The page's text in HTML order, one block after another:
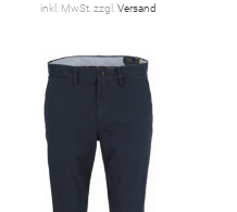
inkl. MwSt. zzgl. Versand